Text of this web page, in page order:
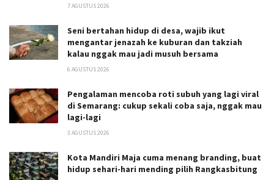
7 AGUSTUS 2026
Seni bertahan hidup di desa, wajib ikut
mengantar jenazah ke kuburan dan takziah
kalau nggak mau jadi musuh bersama
6 AGUSTUS 2026
Pengalaman mencoba roti subuh yang lagi viral
di Semarang: cukup sekali coba saja, nggak mau
lagi-lagi
3 AGUSTUS 2026
Kota Mandiri Maja cuma menang branding, buat
hidup sehari-hari mending pilih Rangkasbitung